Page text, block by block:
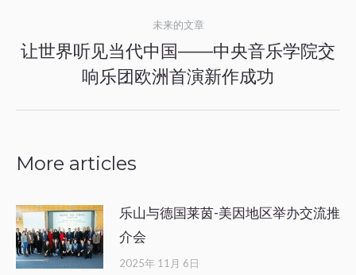
未来的文章
来
的
让世界听见当代中国——中央音乐学院交
响乐团欧洲首演新作成功
More articles
乐山与德国莱茵-美因地区举办交流推
介会
2025年 11月 6日